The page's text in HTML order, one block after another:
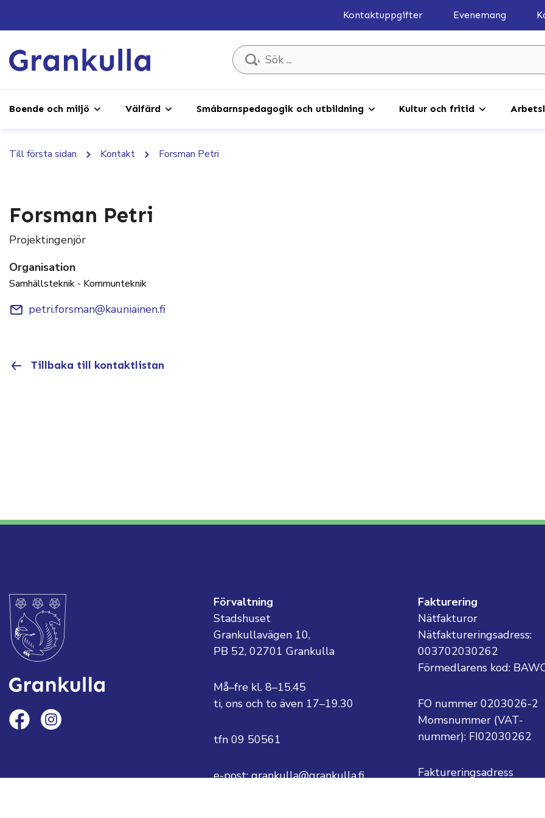
Kontaktuppgifter Evenemang
Sök ...
Boende och miljö Välfärd Småbarnspedagogik och utbildning Kultur och fritid
Till första sidan Kontakt Forsman Petri
Forsman Petri
Projektingenjör
Organisation
Samhällsteknik - Kommunteknik
petri.forsman@kauniainen.fi
Tillbaka till kontaktlistan
Förvaltning
Stadshuset
Grankullavägen 10,
PB 52, 02701 Grankulla
Må–fre kl. 8–15.45
ti, ons och to även 17–19.30
tfn 09 50561
e-post: grankulla@grankulla.fi
Fakturering
Nätfakturor
Nätfaktureringsadress:
003702030262
Förmedlarens kod:
FO nummer 0203026-2
Momsnummer (VAT-
nummer): FI02030262
Faktureringsadress